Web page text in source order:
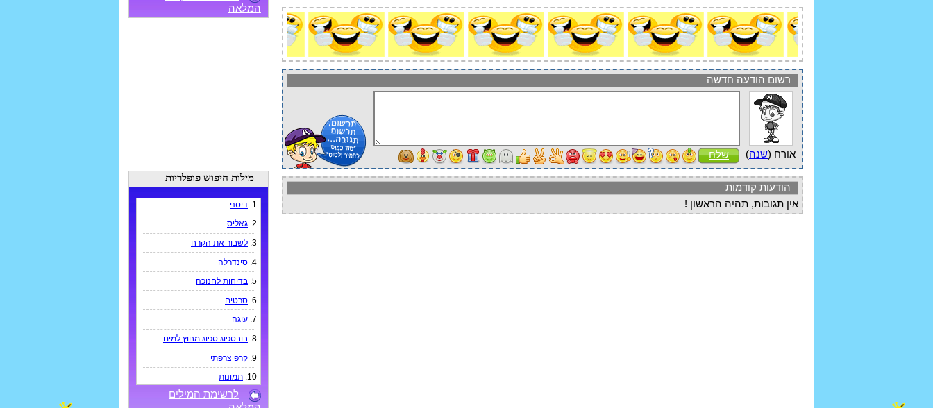
רשום הודעה חדשה
אורח (שנה) שלח
הודעות קודמות
אין תגובות, תהיה הראשון !
המלאה
מילות חיפוש פופלריות
1. דיסני
2. גאליס
3. לשבור את הקרח
4. סינדרלה
5. בדיחות לחנוכה
6. סרטים
7. עוגה
8. בובספוג ספוג מחוץ למים
9. קרפ צרפתי
10. תמונות
לרשימת המילים